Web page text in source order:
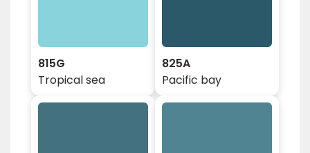
815G
Tropical sea
825A
Pacific bay